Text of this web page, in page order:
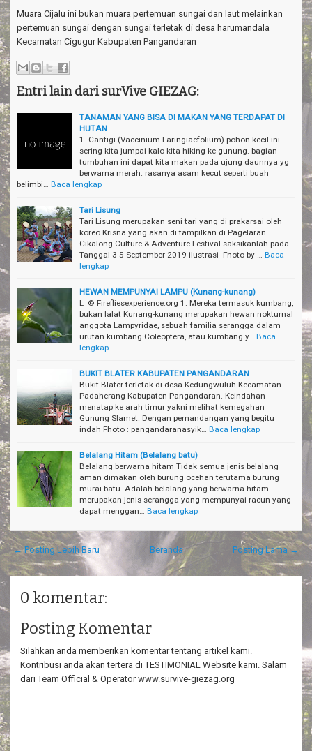
v
i
g
o
Muara Cijalu ini bukan muara pertemuan sungai dan laut melainkan
pertemuan sungai dengan sungai terletak di desa harumandala
Kecamatan Cigugur Kabupaten Pangandaran
Entri lain dari surVive GIEZAG:
TANAMAN YANG BISA DI MAKAN YANG TERDAPAT DI
HUTAN
1. Cantigi (Vaccinium Faringiaefolium) pohon kecil ini
sering kita jumpai kalo kita hiking ke gunung. bagian
tumbuhan ini dapat kita makan pada ujung daunnya yg
berwarna merah. rasanya asam kecut seperti buah
belimbi…
Baca lengkap
Tari Lisung
Tari Lisung merupakan seni tari yang di prakarsai oleh
koreo Krisna yang akan di tampilkan di Pagelaran
Cikalong Culture & Adventure Festival saksikanlah pada
Tanggal 3-5 September 2019 ilustrasi Fhoto by …
Baca
lengkap
HEWAN MEMPUNYAI LAMPU (Kunang-kunang)
L © Firefliesexperience.org 1. Mereka termasuk kumbang,
bukan lalat Kunang-kunang merupakan hewan nokturnal
anggota Lampyridae, sebuah familia serangga dalam
urutan kumbang Coleoptera, atau kumbang y…
Baca
lengkap
BUKIT BLATER KABUPATEN PANGANDARAN
Bukit Blater terletak di desa Kedungwuluh Kecamatan
Padaherang Kabupaten Pangandaran. Keindahan
menatap ke arah timur yakni melihat kemegahan
Gunung Slamet. Dengan pemandangan yang begitu
indah Fhoto : pangandaranasyik…
Baca lengkap
Belalang Hitam (Belalang batu)
Belalang berwarna hitam Tidak semua jenis belalang
aman dimakan oleh burung ocehan terutama burung
murai batu. Adalah belalang yang berwarna hitam
merupakan jenis serangga yang mempunyai racun yang
dapat menggan…
Baca lengkap
← Posting Lebih Baru Posting Lama →
Beranda
0 komentar:
Posting Komentar
Silahkan anda memberikan komentar tentang artikel kami.
Kontribusi anda akan tertera di TESTIMONIAL Website kami. Salam
dari Team Official & Operator www.survive-giezag.org